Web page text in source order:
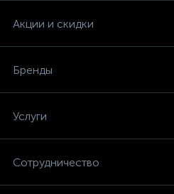
Акции и скидки
Бренды
Услуги
Сотрудничество